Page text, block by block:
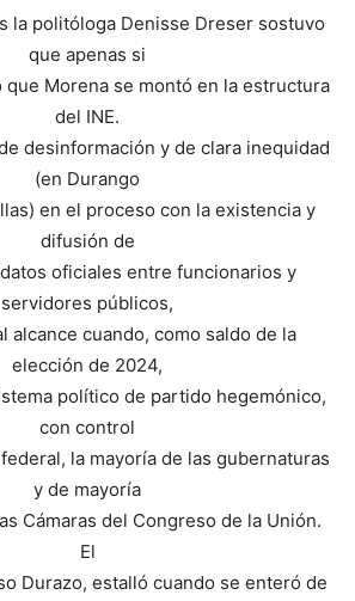
la politóloga Denisse Dreser sostuvo
que apenas si
que Morena se montó en la estructura
del INE.
desinformación y de clara inequidad
(en Durango
en el proceso con la existencia y
difusión de
oficiales entre funcionarios y
servidores públicos,
alcance cuando, como saldo de la
elección de 2024,
político de partido hegemónico,
con control
la mayoría de las gubernaturas
y de mayoría
Cámaras del Congreso de la Unión.
El
Durazo, estalló cuando se enteró de